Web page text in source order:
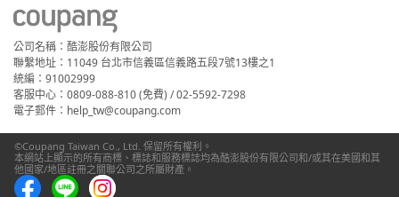
公司名稱：酷澎股份有限公司
聯繫地址：11049 台北市信義區信義路五段7號13樓之1
統編：91002999
客服中心：0809-088-810 (免費) / 02-5592-7298
電子郵件：help_tw@coupang.com
©Coupang Taiwan Co., Ltd. 保留所有權利。
本網站上顯示的所有商標、標誌和服務標誌均為酷澎股份有限公司和/或其在美國和其
他國家/地區註冊之關聯公司之所屬財產。